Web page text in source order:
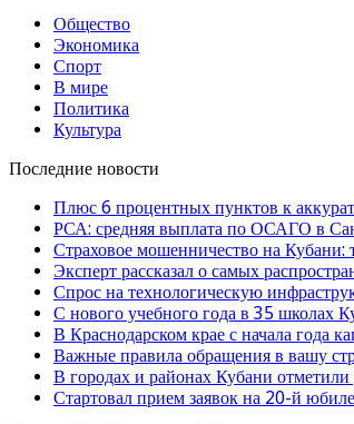
Общество
Экономика
Спорт
В мире
Политика
Культура
Последние новости
Плюс 6 процентных пунктов к
РСА: средняя выплата по ОСАГО в
Страховое мошенничество на Кубани:
Эксперт рассказал о самых
Спрос на технологическую
С нового учебного года в 35 школах
В Краснодарском крае с начала года
Важные правила обращения в вашу
В городах и районах Кубани
Стартовал прием заявок на 20-й